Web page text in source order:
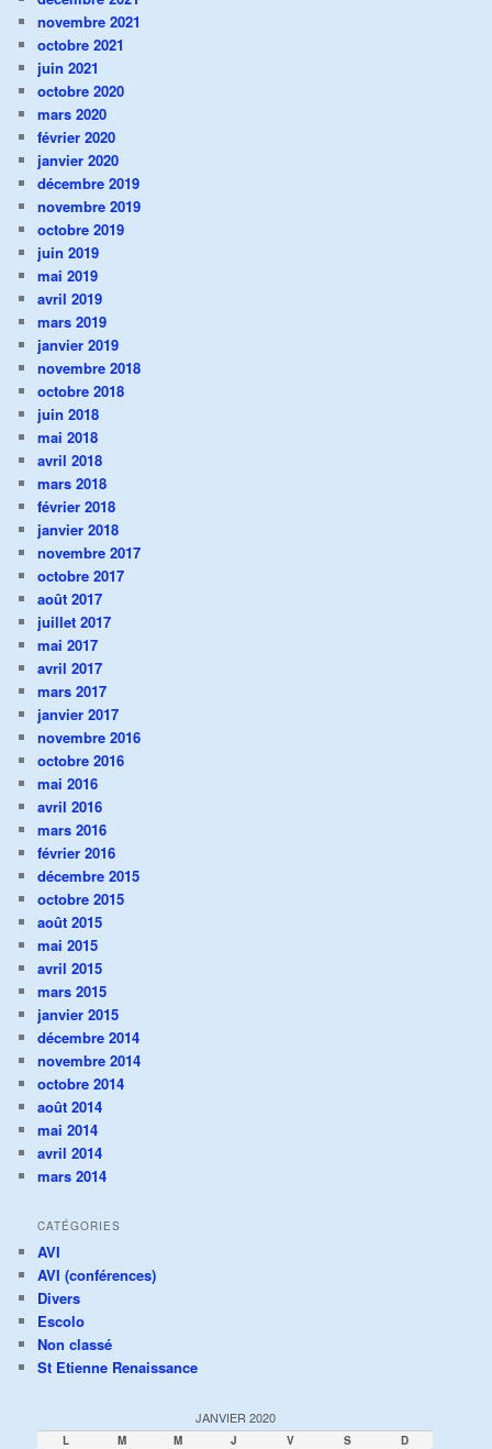
novembre 2021
octobre 2021
juin 2021
octobre 2020
mars 2020
février 2020
janvier 2020
décembre 2019
novembre 2019
octobre 2019
juin 2019
mai 2019
avril 2019
mars 2019
janvier 2019
novembre 2018
octobre 2018
juin 2018
mai 2018
avril 2018
mars 2018
février 2018
janvier 2018
novembre 2017
octobre 2017
août 2017
juillet 2017
mai 2017
avril 2017
mars 2017
janvier 2017
novembre 2016
octobre 2016
mai 2016
avril 2016
mars 2016
février 2016
décembre 2015
octobre 2015
août 2015
mai 2015
avril 2015
mars 2015
janvier 2015
décembre 2014
novembre 2014
octobre 2014
août 2014
mai 2014
avril 2014
mars 2014
CATÉGORIES
AVI
AVI (conférences)
Divers
Escolo
Non classé
St Etienne Renaissance
JANVIER 2020
L M M J V S
D